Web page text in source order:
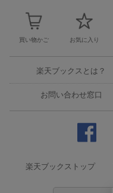
買い物かご お気に入り
楽天ブックスとは？
お問い合わせ窓口
楽天ブックストップ